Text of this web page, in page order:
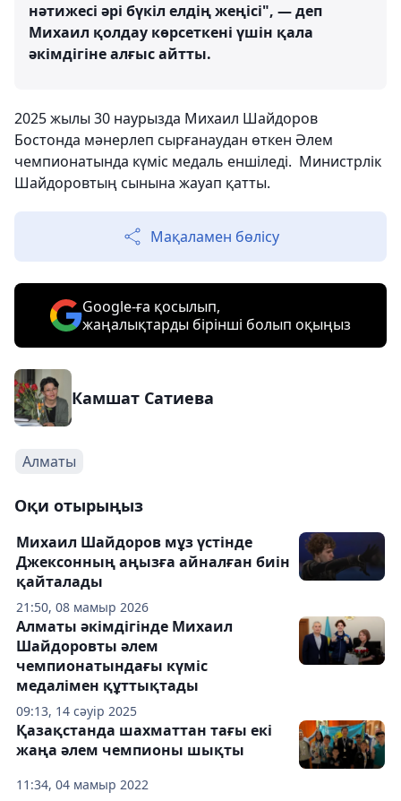
нәтижесі әрі бүкіл елдің жеңісі", — деп
Михаил қолдау көрсеткені үшін қала
әкімдігіне алғыс айтты.
2025 жылы 30 наурызда Михаил Шайдоров
Бостонда мәнерлеп сырғанаудан өткен Әлем
чемпионатында күміс медаль еншіледі. Министрлік
Шайдоровтың сынына жауап қатты.
Мақаламен бөлісу
Google-ға қосылып,
жаңалықтарды бірінші болып оқыңыз
Камшат Сатиева
Алматы
Оқи отырыңыз
21:50, 08 мамыр 2026
Михаил Шайдоров мұз үстінде
Джексонның аңызға айналған биін
қайталады
09:13, 14 сәуір 2025
Алматы әкімдігінде Михаил
Шайдоровты әлем
чемпионатындағы күміс
медалімен құттықтады
11:34, 04 мамыр 2022
Қазақстанда шахматтан тағы екі
жаңа әлем чемпионы шықты